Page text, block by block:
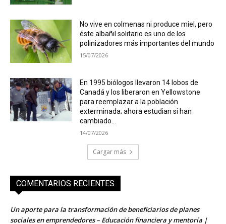
No vive en colmenas ni produce miel, pero
éste albañil solitario es uno de los
polinizadores más importantes del mundo
15/07/2026
En 1995 biólogos llevaron 14 lobos de
Canadá y los liberaron en Yellowstone
para reemplazar a la población
exterminada; ahora estudian si han
cambiado...
14/07/2026
Cargar más
COMENTARIOS RECIENTES
Un aporte para la transformación de beneficiarios de planes
sociales en emprendedores – Educación financiera y mentoría |